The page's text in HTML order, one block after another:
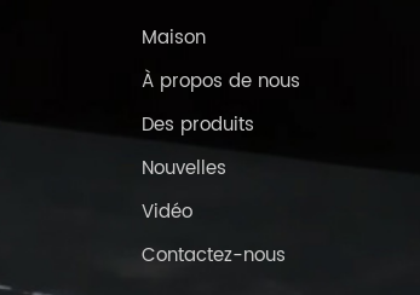
Maison
À propos de nous
Des produits
Nouvelles
Vidéo
Contactez-nous